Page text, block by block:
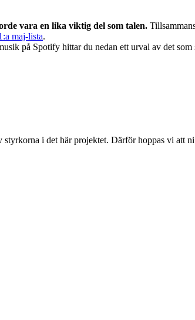
vara en lika viktig del som talen.
maj-lista.
på Spotify hittar du nedan ett urval av det som
i det här projektet. Därför hoppas vi att